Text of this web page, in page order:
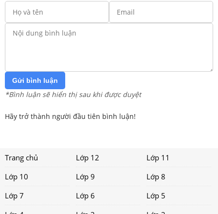
Gửi bình luận
*Bình luận sẽ hiển thị sau khi được duyệt
Hãy trở thành người đầu tiên bình luận!
Trang chủ Lớp 12
Lớp 11
Lớp 10
Lớp 9
Lớp 8
Lớp 7
Lớp 6
Lớp 5